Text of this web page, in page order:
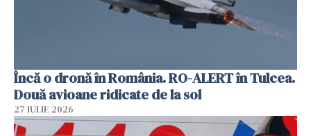
Încă o dronă în România. RO-ALERT în Tulcea.
Două avioane ridicate de la sol
27 IULIE 2026